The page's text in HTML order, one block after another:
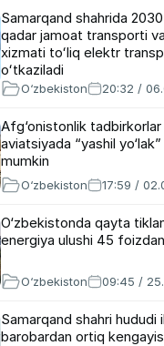
Samarqand shahrida
qadar jamoat transporti
xizmati toʻliq elektr
oʻtkaziladi
O‘zbekiston 20:32 /
Afg‘onistonlik tadbirkorlar
aviatsiyada “yashil
mumkin
O‘zbekiston 17:59 /
O‘zbekistonda qayta
energiya ulushi 45
O‘zbekiston 09:45 /
Samarqand shahri hududi
barobardan ortiq